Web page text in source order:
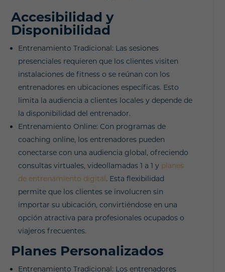
Accesibilidad y
Disponibilidad
Entrenamiento Tradicional: Las sesiones
presenciales requieren que los clientes visiten
instalaciones de fitness o se reúnan con los
entrenadores en ubicaciones específicas. Esto
limita la audiencia a clientes locales y depende de
la disponibilidad del entrenador.
Entrenamiento Online: Con programas de
coaching online, los entrenadores pueden
conectarse con una audiencia global, ofreciendo
consultas virtuales, videollamadas 1 a 1 y planes
de entrenamiento digital. Esta flexibilidad
permite que los clientes se involucren sin
importar su ubicación, convirtiéndose en una
opción atractiva para profesionales ocupados o
viajeros frecuentes.
Planes Personalizados
Entrenamiento Tradicional: Los entrenadores